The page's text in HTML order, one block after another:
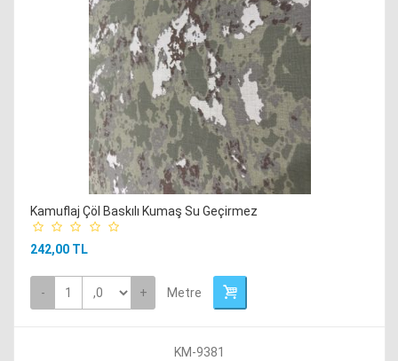
Suni Deri Giyimlik
Süper Alpaka Kumaşlar
Tülbent Kumaşlar
Viskon Kumaşlar
Kamuflaj Çöl Baskılı Kumaş Su Geçirmez
242,00 TL
- + Metre
KM-9381